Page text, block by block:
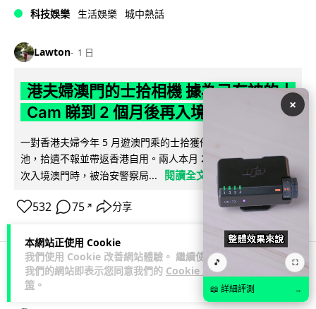
本網站正使用 Cookie
我們使用 Cookie 改善網站體驗。 繼續使用
我們的網站即表示您同意我們的 Cookie 政
策 。
科技娛樂 生活娛樂 城中熱話
Lawton 1 日
港夫婦澳門的士拾相機 據為己有被的士
Cam 睇到 2 個月後再入境被捕
一對香港夫婦今年 5 月遊澳門乘的士拾獲他人遺留相機及電
池，拾遺不報並帶返香港自用。兩人本月 2 日經港珠澳大橋再
次入境澳門時，被治安警察局...
閱讀全文
532 75 ↗ 分享
3C科技 家居無線
×
🎵 ⛶
📖 詳細評測 →